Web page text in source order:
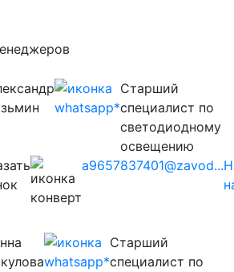
Старший
специалист по
светодиодному
освещению
a9657837401@zavod...
Старший
специалист по